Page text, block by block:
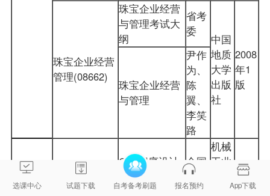
珠宝企业经营
管理(08662)
珠宝企业经营
与管理考试大
纲
省考
委
中国
地质
大学
出版
社
2008
年1
版
珠宝企业经营
与管理
尹作
为、
陈
翼、
李笑
路
C++程序设计
C++程序设计
自学考试大纲
全国
考委
机械
工业
2019
选课中心 试题下载 自考备考刷题 报名预约 App下载